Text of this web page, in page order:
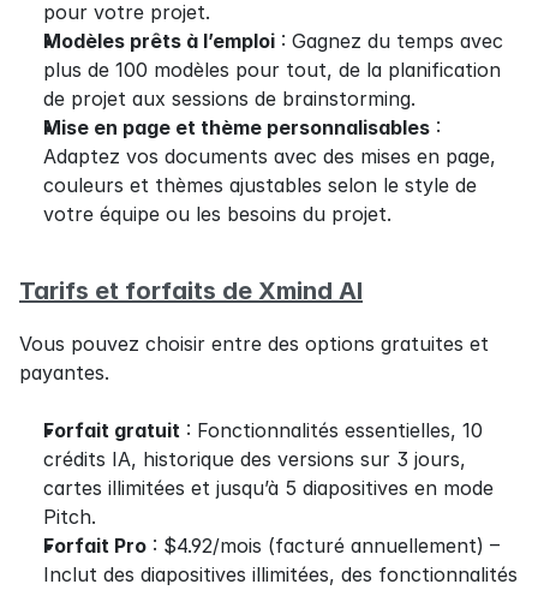
pour votre projet.
Modèles prêts à l’emploi : Gagnez du temps avec
plus de 100 modèles pour tout, de la planification
de projet aux sessions de brainstorming.
Mise en page et thème personnalisables :
Adaptez vos documents avec des mises en page,
couleurs et thèmes ajustables selon le style de
votre équipe ou les besoins du projet.
Tarifs et forfaits de Xmind AI
Vous pouvez choisir entre des options gratuites et
payantes.
Forfait gratuit : Fonctionnalités essentielles, 10
crédits IA, historique des versions sur 3 jours,
cartes illimitées et jusqu’à 5 diapositives en mode
Pitch.
Forfait Pro : $4.92/mois (facturé annuellement) –
Inclut des diapositives illimitées, des fonctionnalités